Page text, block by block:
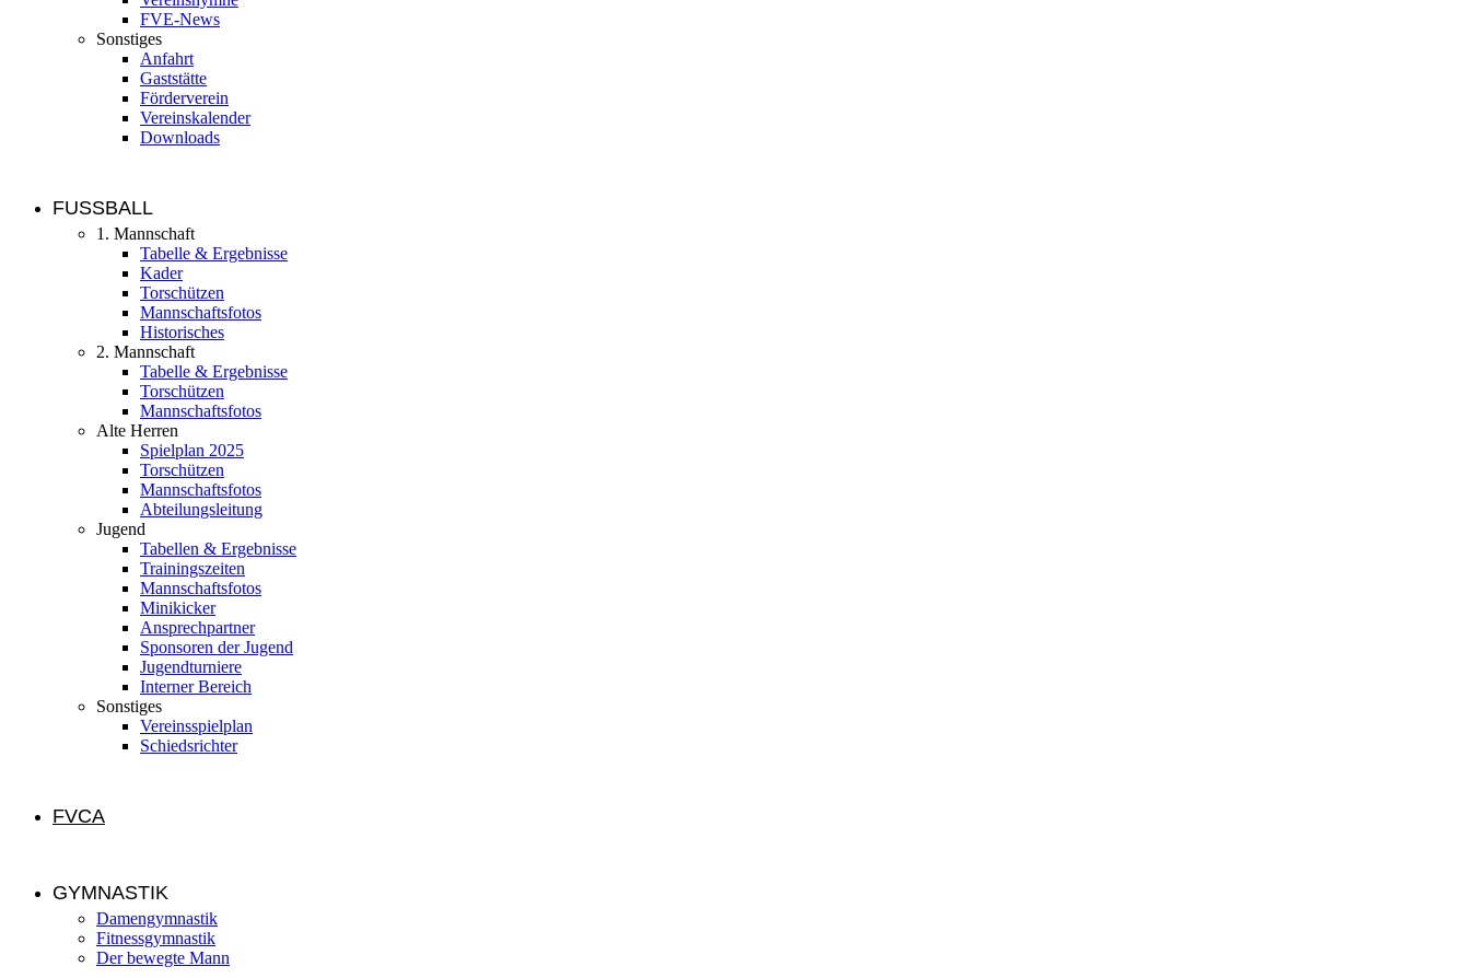
FVE-News
Sonstiges
Anfahrt
Gaststätte
Förderverein
Vereinskalender
Downloads
FUSSBALL
1. Mannschaft
Tabelle & Ergebnisse
Kader
Torschützen
Mannschaftsfotos
Historisches
2. Mannschaft
Tabelle & Ergebnisse
Torschützen
Mannschaftsfotos
Alte Herren
Spielplan 2025
Torschützen
Mannschaftsfotos
Abteilungsleitung
Jugend
Tabellen & Ergebnisse
Trainingszeiten
Mannschaftsfotos
Minikicker
Ansprechpartner
Sponsoren der Jugend
Jugendturniere
Interner Bereich
Sonstiges
Vereinsspielplan
Schiedsrichter
FVCA
GYMNASTIK
Damengymnastik
Fitnessgymnastik
Der bewegte Mann